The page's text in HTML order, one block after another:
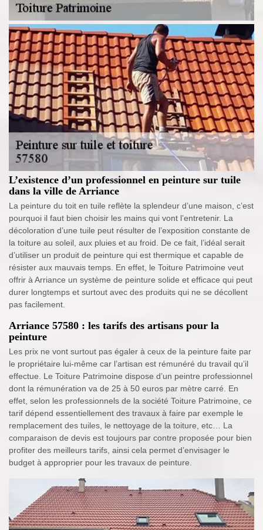
L’existence d’un professionnel en peinture sur tuile
dans la ville de Arriance
La peinture du toit en tuile reflète la splendeur d’une maison, c’est
pourquoi il faut bien choisir les mains qui vont l’entretenir. La
décoloration d’une tuile peut résulter de l’exposition constante de
la toiture au soleil, aux pluies et au froid. De ce fait, l’idéal serait
d’utiliser un produit de peinture qui est thermique et capable de
résister aux mauvais temps. En effet, le Toiture Patrimoine veut
offrir à Arriance un système de peinture solide et efficace qui peut
durer longtemps et surtout avec des produits qui ne se décollent
pas facilement.
Arriance 57580 : les tarifs des artisans pour la
peinture
Les prix ne vont surtout pas égaler à ceux de la peinture faite par
le propriétaire lui-même car l’artisan est rémunéré du travail qu’il
effectue. Le Toiture Patrimoine dispose d’un peintre professionnel
dont la rémunération va de 25 à 50 euros par mètre carré. En
effet, selon les professionnels de la société Toiture Patrimoine, ce
tarif dépend essentiellement des travaux à faire par exemple le
remplacement des tuiles, le nettoyage de la toiture, etc… La
comparaison de devis est toujours par contre proposée pour bien
profiter des meilleurs tarifs, ainsi cela permet d’envisager le
budget à approprier pour les travaux de peinture.